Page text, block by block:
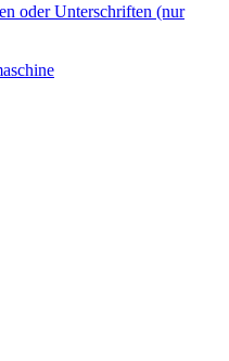
oder Unterschriften (nur